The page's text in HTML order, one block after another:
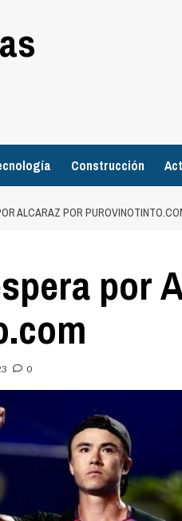
Construcción
ALCARAZ POR
por
0